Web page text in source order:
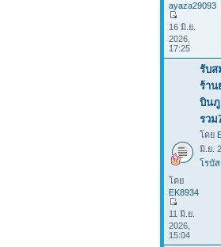
ayaza29093
16 มิ.ย.
2026,
17:25
รับส
ร้าน
บินภู
รวม
โดย
มิ.ย.
โรบั
โดย
EK8934
11 มิ.ย.
2026,
15:04